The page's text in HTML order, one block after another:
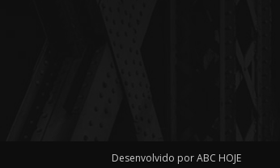
Desenvolvido por ABC HOJE